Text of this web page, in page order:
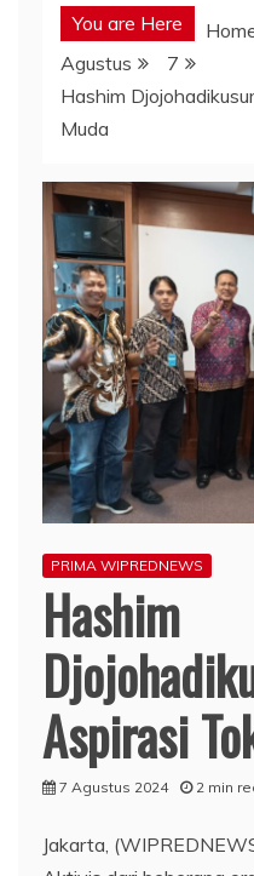
You are Here
Agustus
7
Hashim
Muda
PRIMA WIPREDNEWS
Hashim
Aspirasi
7 Agustus 2024 2 min
Jakarta,